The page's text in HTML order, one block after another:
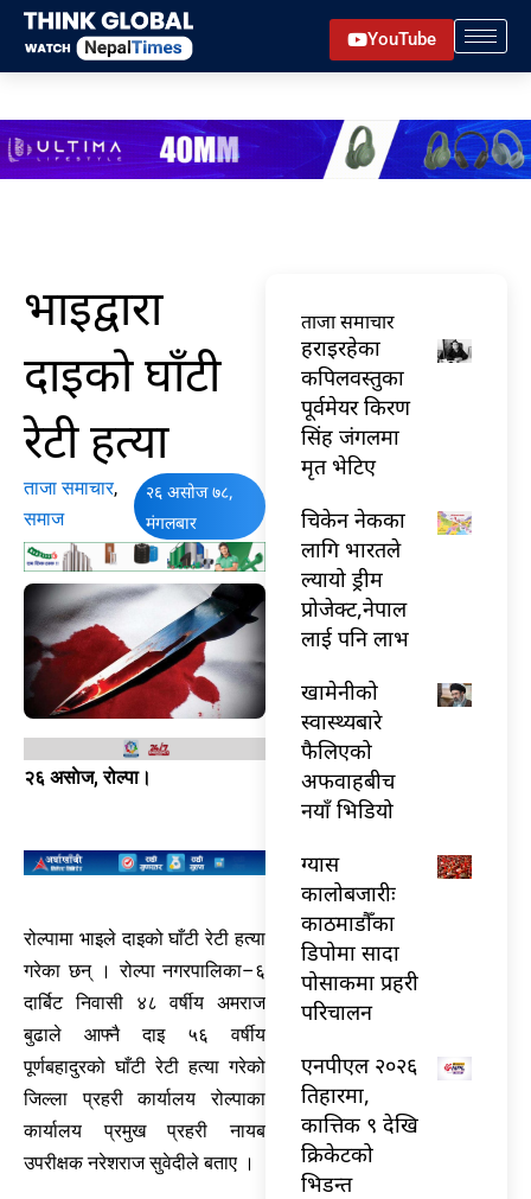
Skip
content
YouTube
भाइद्वारा
दाइको घाँटी
रेटी हत्या
ताजा समाचार,
समाज
२६ असोज ७८,
मंगलबार
२६ असाेज, रोल्पा।
रोल्पामा भाइले दाइको घाँटी रेटी हत्या
गरेका छन् । रोल्पा नगरपालिका–६
दार्बिट निवासी ४८ वर्षीय अमराज
बुढाले आफ्नै दाइ ५६ वर्षीय
पूर्णबहादुरको घाँटी रेटी हत्या गरेको
जिल्ला प्रहरी कार्यालय रोल्पाका
कार्यालय प्रमुख प्रहरी नायब
उपरीक्षक नरेशराज सुवेदीले बताए ।
ताजा समाचार
हराइरहेका
कपिलवस्तुका
पूर्वमेयर किरण
सिंह जंगलमा
मृत भेटिए
चिकेन नेकका
लागि भारतले
ल्यायो ड्रीम
प्रोजेक्ट,नेपाल
लाई पनि लाभ
खामेनीको
स्वास्थ्यबारे
फैलिएको
अफवाहबीच
नयाँ भिडियो
ग्यास
कालोबजारीः
काठमाडौँका
डिपोमा सादा
पोसाकमा प्रहरी
परिचालन
एनपीएल २०२६
तिहारमा,
कात्तिक ९ देखि
क्रिकेटको
भिडन्त